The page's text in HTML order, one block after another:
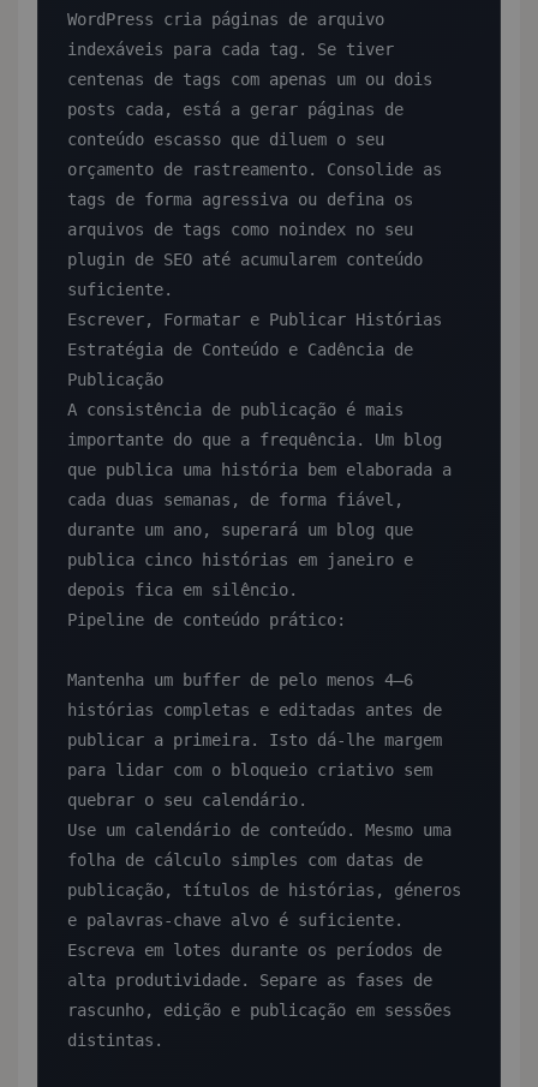
WordPress cria páginas de arquivo
indexáveis para cada tag. Se tiver
centenas de tags com apenas um ou dois
posts cada, está a gerar páginas de
conteúdo escasso que diluem o seu
orçamento de rastreamento. Consolide as
tags de forma agressiva ou defina os
arquivos de tags como noindex no seu
plugin de SEO até acumularem conteúdo
suficiente.
Escrever, Formatar e Publicar Histórias
Estratégia de Conteúdo e Cadência de
Publicação
A consistência de publicação é mais
importante do que a frequência. Um blog
que publica uma história bem elaborada a
cada duas semanas, de forma fiável,
durante um ano, superará um blog que
publica cinco histórias em janeiro e
depois fica em silêncio.
Pipeline de conteúdo prático:
Mantenha um buffer de pelo menos 4–6
histórias completas e editadas antes de
publicar a primeira. Isto dá-lhe margem
para lidar com o bloqueio criativo sem
quebrar o seu calendário.
Use um calendário de conteúdo. Mesmo uma
folha de cálculo simples com datas de
publicação, títulos de histórias, géneros
e palavras-chave alvo é suficiente.
Escreva em lotes durante os períodos de
alta produtividade. Separe as fases de
rascunho, edição e publicação em sessões
distintas.